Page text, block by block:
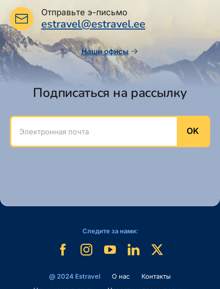
Отправьте э-письмо
estravel@estravel.ee
Наши офисы
Подписаться на рассылку
Электронная почта
OK
@ 2024 Estravel O нас
Контакты
Следите за нами: